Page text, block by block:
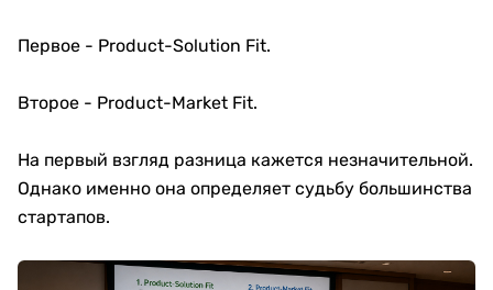
Первое - Product-Solution Fit.
Второе - Product-Market Fit.
На первый взгляд разница кажется незначительной.
Однако именно она определяет судьбу большинства
стартапов.